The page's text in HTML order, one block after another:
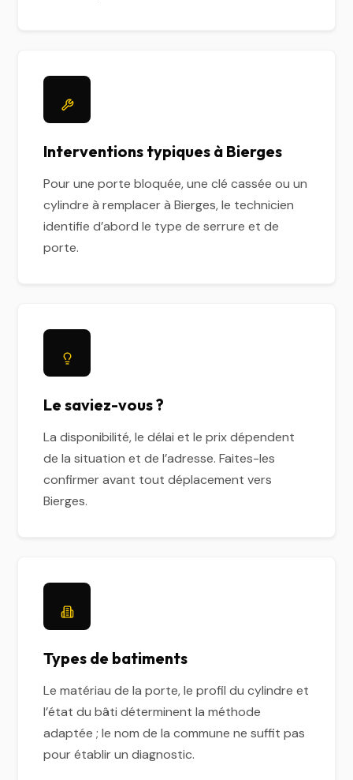
Interventions typiques à Bierges
Pour une porte bloquée, une clé cassée ou un
cylindre à remplacer à Bierges, le technicien
identifie d’abord le type de serrure et de
porte.
Le saviez-vous ?
La disponibilité, le délai et le prix dépendent
de la situation et de l’adresse. Faites-les
confirmer avant tout déplacement vers
Bierges.
Types de batiments
Le matériau de la porte, le profil du cylindre et
l’état du bâti déterminent la méthode
adaptée ; le nom de la commune ne suffit pas
pour établir un diagnostic.